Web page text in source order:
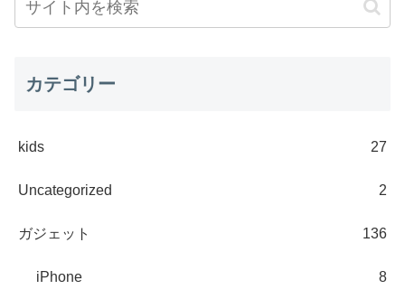
カテゴリー
kids 27
Uncategorized 2
ガジェット 136
iPhone 8